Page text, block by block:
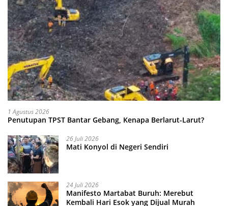
1 Agustus 2026
Penutupan TPST Bantar Gebang, Kenapa Berlarut-Larut?
26 Juli 2026
Mati Konyol di Negeri Sendiri
24 Juli 2026
Manifesto Martabat Buruh: Merebut
Kembali Hari Esok yang Dijual Murah